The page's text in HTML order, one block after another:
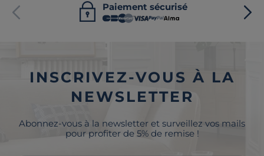
Paiement sécurisé
INSCRIVEZ-VOUS À LA
NEWSLETTER
Abonnez-vous à la newsletter et surveillez vos mails
pour profiter de 5% de remise !